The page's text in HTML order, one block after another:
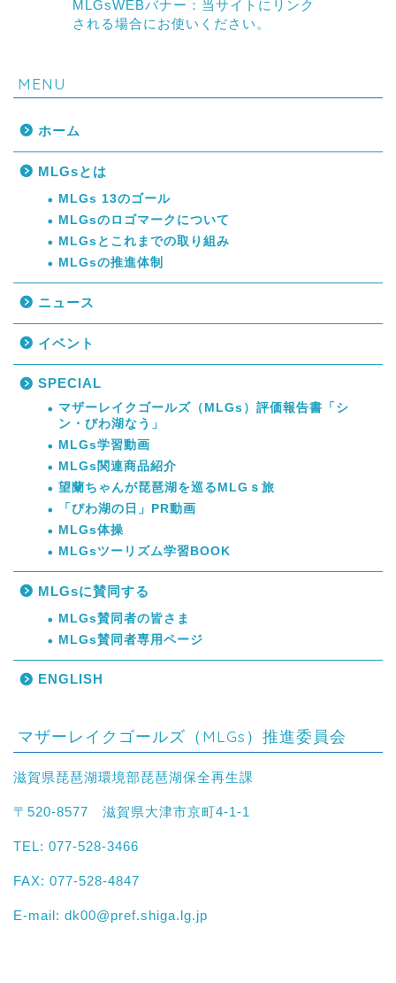
MLGsWEBバナー：当サイトにリンク
される場合にお使いください。
MENU
ホーム
MLGsとは
MLGs 13のゴール
MLGsのロゴマークについて
MLGsとこれまでの取り組み
MLGsの推進体制
ニュース
イベント
SPECIAL
マザーレイクゴールズ（MLGs）評価報告書「シ
ン・びわ湖なう」
MLGs学習動画
MLGs関連商品紹介
望蘭ちゃんが琵琶湖を巡るMLGｓ旅
「びわ湖の日」PR動画
MLGs体操
MLGsツーリズム学習BOOK
MLGsに賛同する
MLGs賛同者の皆さま
MLGs賛同者専用ページ
ENGLISH
マザーレイクゴールズ（MLGs）推進委員会
滋賀県琵琶湖環境部琵琶湖保全再生課
〒520-8577 滋賀県大津市京町4-1-1
TEL: 077-528-3466
FAX: 077-528-4847
E-mail: dk00@pref.shiga.lg.jp